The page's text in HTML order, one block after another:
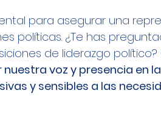
para asegurar una
políticas. ¿Te has
de liderazgo político?
voz y presencia en
y sensibles a las